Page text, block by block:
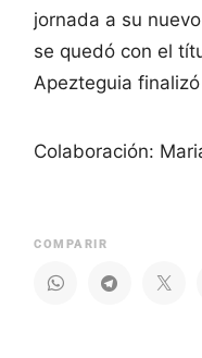
jornada a su
se quedó con el
Apezteguia
Colaboración:
COMPARIR